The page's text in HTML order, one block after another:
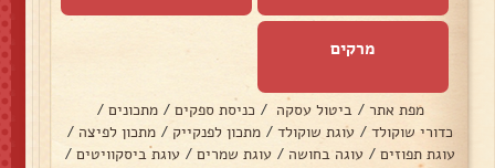
מרקים
מפת אתר / ביטול עסקה / כניסת ספקים / מתכונים /
כדורי שוקולד / עוגת שוקולד / מתכון לפנקייק / מתכון לפיצה /
עוגת תפוזים / עוגה בחושה / עוגת שמרים / עוגת ביסקוויטים /